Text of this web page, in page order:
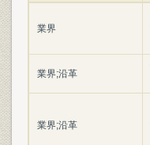
業界
業界;沿革
業界;沿革